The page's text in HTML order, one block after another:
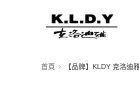
首頁 【品牌】KLDY 克洛迪